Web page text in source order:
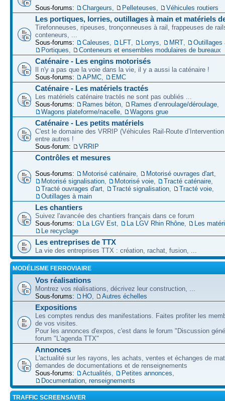
Sous-forums: Chargeurs Pelleteuses Véhicules routiers
Les portiques, lorries, outillages à main et matériels
Tirefonneuses, ripeuses, tronçonneuses à rail, frappeuses de
conteneurs, ...
Sous-forums:
Caleuses LFT Lorrys MRT
Outillages
Portiques
Conteneurs et ensembles modulaires de bureaux
Caténaire - Les engins motorisés
Il n'y a pas que la voie dans la vie, il y a aussi la caténaire !
Sous-forums:
APMC EMC
Caténaire - Les matériels tractés
Les matériels caténaire tractés ne sont pas oubliés ...
Sous-forums:
Rames béton Rames d’enroulage/déroulage
Wagons plateforme/nacelle
Wagons grue
Caténaire - Les petits matériels
C'est le domaine des VRRIP (Véhicules Rail-Route
entre autres !
Sous-forum:
VRRIP
Contrôles et mesures
Sous-forums: Motorisé caténaire Motorisé ouvrages d'art
Motorisé signalisation
Motorisé voie Tracté caténaire
Tracté ouvrages d'art
Tracté signalisation Tracté voie
Outillages à main
Les chantiers
Suivez l'avancée des chantiers français dans ce forum
Sous-forums:
La LGV Est La LGV Rhin Rhône
Les
Le recyclage
Les entreprises de TTX
La vie des entreprises TTX : création, rachat, fusion, ...
MODÉLISME FERROVIAIRE
Vos réalisations
Montrez vos réalisations, décrivez leur construction, ...
Sous-forums:
HO Autres échelles
Expositions
Les comptes rendus des manifestations. Faites profiter les
de vos visites.
Pour les annonces d'expos, c'est dans le forum "Discussion
forum "L'agenda TTX"
Annonces
L'actualité sur les rayons, les achats, ventes et échanges de
demandes de documentations et de renseignements
Sous-forums:
Actualités Petites annonces
Documentation, renseignements
TRAFFIC SCREENSAVER